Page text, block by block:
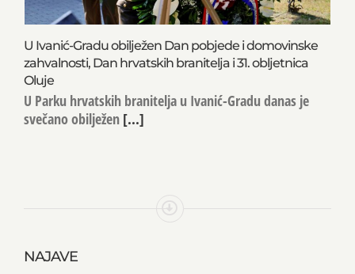
U Ivanić-Gradu obilježen Dan pobjede i domovinske
zahvalnosti, Dan hrvatskih branitelja i 31. obljetnica
Oluje
U Parku hrvatskih branitelja u Ivanić-Gradu danas je
svečano obilježen [...]
NAJAVE